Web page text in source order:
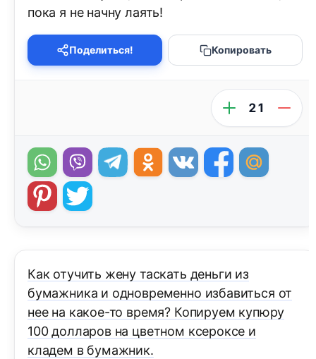
пока я не начну лаять!
Поделиться! Копировать
21
Как отучить жену таскать деньги из
бумажника и одновременно избавиться от
нее на какое-то время? Копируем купюру
100 долларов на цветном ксероксе и
кладем в бумажник.